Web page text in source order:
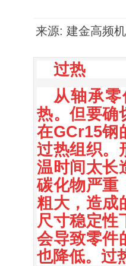
来源: 建金高频
过热
从轴承
热。但要确
在GCr15钢
过热组织。
温时间太长
碳化物严重
粗大，造成
尺寸稳定性
会导致零件
也降低。过